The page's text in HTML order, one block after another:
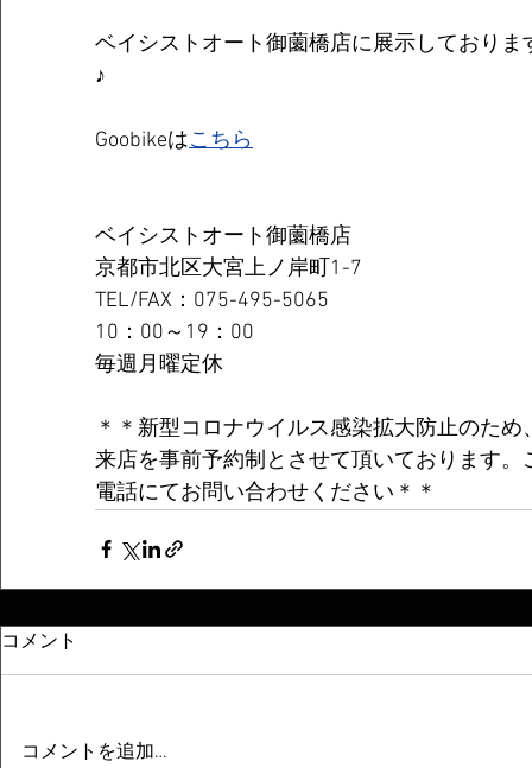
ベイシストオート御薗橋店に展示しており
♪
Goobikeはこちら
ベイシストオート御薗橋店
京都市北区大宮上ノ岸町1-7
TEL/FAX：075-495-5065
10：00～19：00
毎週月曜定休
＊＊新型コロナウイルス感染拡大防止のた
来店を事前予約制とさせて頂いております
電話にてお問い合わせください＊＊
コメント
コメントを追加…